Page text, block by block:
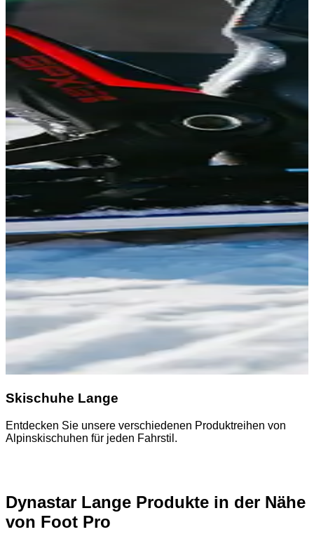
Skischuhe Lange
Entdecken Sie unsere verschiedenen Produktreihen von
Alpinskischuhen für jeden Fahrstil.
Dynastar Lange Produkte in der Nähe
von Foot Pro